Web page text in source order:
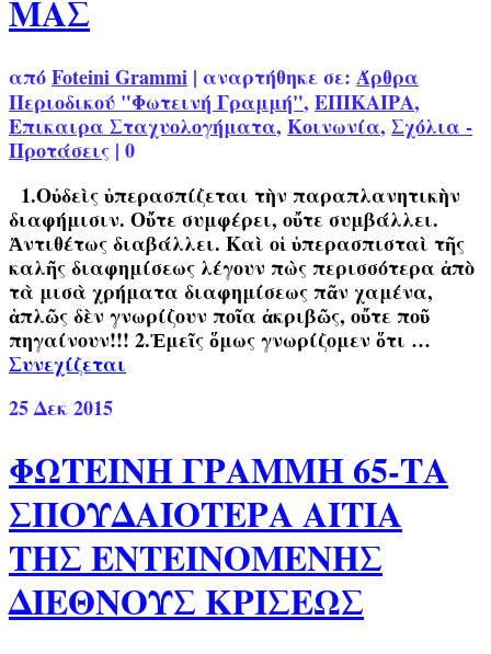
ΜΑΣ
απόFoteini Grammi | αναρτήθηκε σε: Άρθρα
Περιοδικού "Φωτεινή Γραμμή", ΕΠΙΚΑΙΡΑ,
Επικαιρα Σταχυολογήματα, Κοινωνία, Σχόλια -
Προτάσεις | 0
1.Οὐδεὶς ὑπερασπίζεται τὴν παραπλανητικὴν
διαφήμισιν. Οὔτε συμφέρει, οὔτε συμβάλλει.
Ἀντιθέτως διαβάλλει. Καὶ οἱ ὑπερασπισταὶ τῆς
καλῆς διαφημίσεως λέγουν πὼς περισσότερα ἀπὸ
τὰ μισὰ χρήματα διαφημίσεως πᾶν χαμένα,
ἁπλῶς δὲν γνωρίζουν ποῖα ἀκριβῶς, οὔτε ποῦ
πηγαίνουν!!! 2.Ἐμεῖς ὅμως γνωρίζομεν ὅτι …
Συνεχίζεται
25Δεκ 2015
ΦΩΤΕΙΝΗ ΓΡΑΜΜΗ 65-ΤΑ
ΣΠΟΥΔΑΙΟΤΕΡΑ ΑΙΤΙΑ
ΤΗΣ ΕΝΤΕΙΝΟΜΕΝΗΣ
ΔΙΕΘΝΟΥΣ ΚΡΙΣEΩΣ